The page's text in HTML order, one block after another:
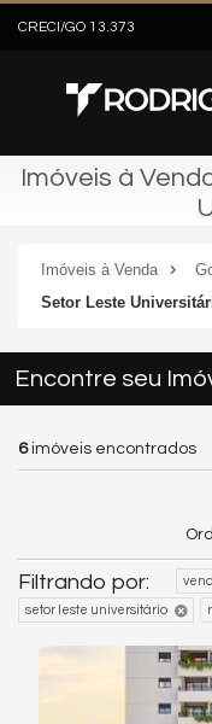
CRECI/GO 13.373
Imóveis à
Imóveis à Venda
Setor Leste
Encontre seu
6imóveis encontrados
Filtrando por:
setor leste universitário